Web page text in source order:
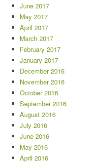
June 2017
May 2017
April 2017
March 2017
February 2017
January 2017
December 2016
November 2016
October 2016
September 2016
August 2016
July 2016
June 2016
May 2016
April 2016